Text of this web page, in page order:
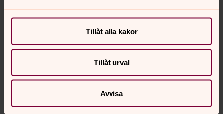
Tillåt alla kakor
Tillåt urval
Avvisa